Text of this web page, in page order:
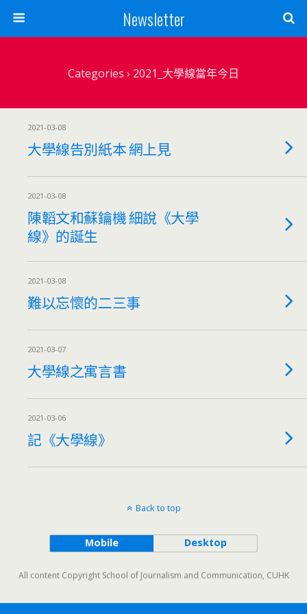
Newsletter
Categories › 2021_大學線當年今日
2021-03-08
大學線告別紙本 網上見
2021-03-08
陳韜文和蘇鑰機 細說《大學
線》的誕生
2021-03-08
難以忘懷的二三事
2021-03-07
大學線之寓言書
2021-03-06
記《大學線》
Back to top
Mobile Desktop
All content Copyright School of Journalism and Communication, CUHK